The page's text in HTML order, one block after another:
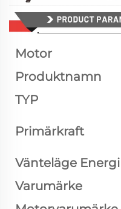
Motor
Produktnamn
TYP
Primärkraft
Vänteläge Energi
Varumärke